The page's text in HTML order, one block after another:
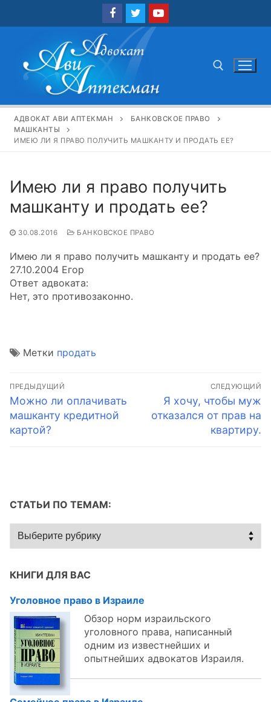
Найти:
АДВОКАТ АВИ АПТЕКМАН
БАНКОВСКОЕ ПРАВО
МАШКАНТЫ
ИМЕЮ ЛИ Я ПРАВО ПОЛУЧИТЬ МАШКАНТУ И ПРОДАТЬ ЕЕ?
Имею ли я право получить
машканту и продать ее?
30.08.2016 БАНКОВСКОЕ ПРАВО
Имею ли я право получить машканту и продать ее?
27.10.2004 Егор
Ответ адвоката:
Нет, это противозаконно.
Метки продать
Навигация
по
записям
ПРЕДЫДУЩИЙ
Предыдущая
запись:
Можно ли оплачивать
машканту кредитной
картой?
СЛЕДУЮЩИЙ
Следующая
запись:
Я хочу, чтобы муж
отказался от прав на
квартиру.
СТАТЬИ ПО ТЕМАМ:
Статьи
по
КНИГИ ДЛЯ ВАС
Уголовное право в Израиле
Обзор норм израильского
уголовного права, написанный
одним из известнейших и
опытнейших адвокатов Израиля.